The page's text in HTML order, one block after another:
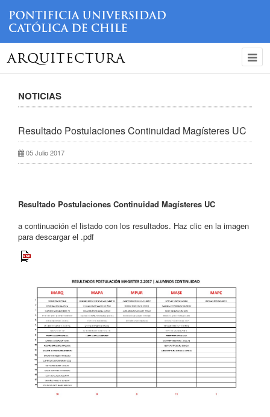
ARQUITECTURA
NOTICIAS
Resultado Postulaciones Continuidad Magísteres UC
05 Julio 2017
Resultado Postulaciones Continuidad Magísteres UC
a continuación el listado con los resultados. Haz clic en la imagen
para descargar el .pdf